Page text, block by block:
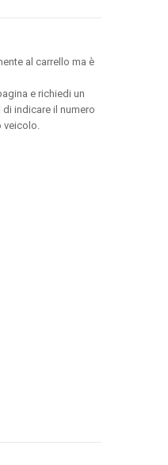
al carrello ma è
e richiedi un
indicare il numero